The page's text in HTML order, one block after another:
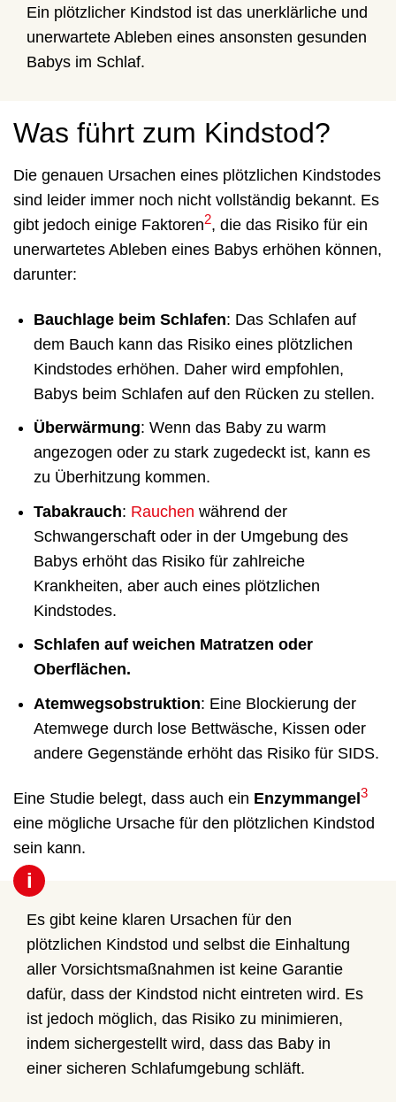
Ein plötzlicher Kindstod ist das unerklärliche und
unerwartete Ableben eines ansonsten gesunden
Babys im Schlaf.
Was führt zum Kindstod?
Die genauen Ursachen eines plötzlichen Kindstodes
sind leider immer noch nicht vollständig bekannt. Es
gibt jedoch einige Faktoren2, die das Risiko für ein
unerwartetes Ableben eines Babys erhöhen können,
darunter:
Bauchlage beim Schlafen: Das Schlafen auf
dem Bauch kann das Risiko eines plötzlichen
Kindstodes erhöhen. Daher wird empfohlen,
Babys beim Schlafen auf den Rücken zu stellen.
Überwärmung: Wenn das Baby zu warm
angezogen oder zu stark zugedeckt ist, kann es
zu Überhitzung kommen.
Tabakrauch: Rauchen während der
Schwangerschaft oder in der Umgebung des
Babys erhöht das Risiko für zahlreiche
Krankheiten, aber auch eines plötzlichen
Kindstodes.
Schlafen auf weichen Matratzen oder
Oberflächen.
Atemwegsobstruktion: Eine Blockierung der
Atemwege durch lose Bettwäsche, Kissen oder
andere Gegenstände erhöht das Risiko für SIDS.
Eine Studie belegt, dass auch ein Enzymmangel3
eine mögliche Ursache für den plötzlichen Kindstod
sein kann.
i
Es gibt keine klaren Ursachen für den
plötzlichen Kindstod und selbst die Einhaltung
aller Vorsichtsmaßnahmen ist keine Garantie
dafür, dass der Kindstod nicht eintreten wird. Es
ist jedoch möglich, das Risiko zu minimieren,
indem sichergestellt wird, dass das Baby in
einer sicheren Schlafumgebung schläft.